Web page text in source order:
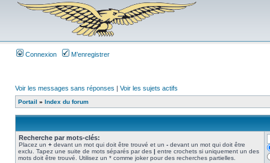
Connexion M’enregistrer
Voir les messages sans réponses | Voir les sujets actifs
Portail » Index du forum
Recherche par mots-clés:
Placez un + devant un mot qui doit être trouvé et un - devant un mot qui doit être
exclu. Tapez une suite de mots séparés par des | entre crochets si uniquement un des
mots doit être trouvé. Utilisez un * comme joker pour des recherches partielles.